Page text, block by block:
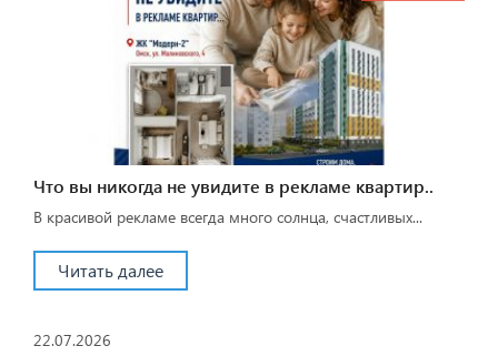
Что вы никогда не увидите в рекламе квартир..
В красивой рекламе всегда много солнца, счастливых...
Читать далее
22.07.2026